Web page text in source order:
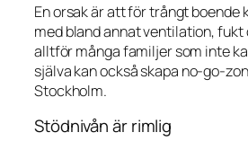
En orsak är att för trångt boende
med bland annat ventilation, fukt
alltför många familjer som inte
själva kan också skapa no-go-
Stockholm.
Stödnivån är rimlig